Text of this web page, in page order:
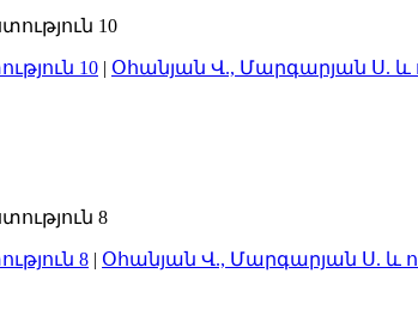
10 | Օհանյան Վ., Մարգարյան Ս. և
8 | Օհանյան Վ., Մարգարյան Ս. և